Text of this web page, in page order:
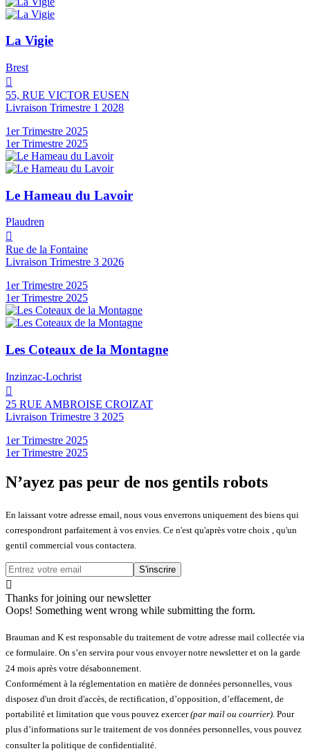
La Vigie
Brest

55, RUE VICTOR EUSEN
Livraison Trimestre 1 2028
1er Trimestre 2025
1er Trimestre 2025
Le Hameau du Lavoir
Plaudren

Rue de la Fontaine
Livraison Trimestre 3 2026
1er Trimestre 2025
1er Trimestre 2025
Les Coteaux de la Montagne
Inzinzac-Lochrist

25 RUE AMBROISE CROIZAT
Livraison Trimestre 3 2025
1er Trimestre 2025
1er Trimestre 2025
N’ayez pas peur de nos gentils robots
En laissant votre adresse email, nous vous enverrons uniquement des biens qui
correspondront parfaitement à vos envies. Ce n'est qu'après votre choix , qu'un
gentil commercial vous contactera.

Thanks for joining our newsletter
Oops! Something went wrong while submitting the form.
Brauman and K est responsable du traitement de votre adresse mail collectée via
ce formulaire. On s’en servira pour vous envoyer notre newsletter et on la garde
24 mois après votre désabonnement.
Conformément à la réglementation en matière de données personnelles, vous
disposez d'un droit d'accès, de rectification, d’opposition, d’effacement, de
portabilité et limitation que vous pouvez exercer(par mail ou courrier). Pour
plus d’informations sur le traitement de vos données personnelles, vous pouvez
consulter la politique de confidentialité.